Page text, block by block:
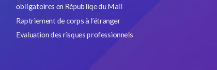
obligatoires en Républiqe du Mali
Raptriement de corps à l’étranger
Evaluation des risques professionnels